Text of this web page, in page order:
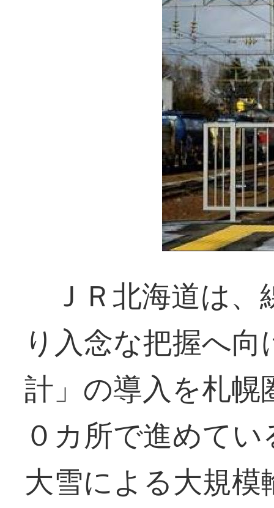
ＪＲ北海道は、
り入念な把握へ
計」の導入を札
０カ所で進めて
大雪による大規